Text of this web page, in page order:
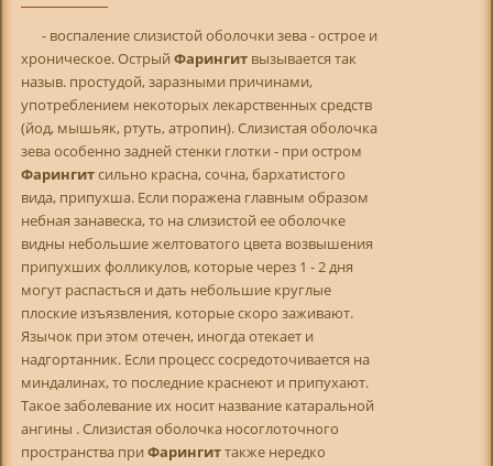
- воспаление слизистой оболочки зева - острое и
хроническое. Острый Фарингит вызывается так
назыв. простудой, заразными причинами,
употреблением некоторых лекарственных средств
(йод, мышьяк, ртуть, атропин). Слизистая оболочка
зева особенно задней стенки глотки - при остром
Фарингитсильно красна, сочна, бархатистого
вида, припухша. Если поражена главным образом
небная занавеска, то на слизистой ее оболочке
видны небольшие желтоватого цвета возвышения
припухших фолликулов, которые через 1 - 2 дня
могут распасться и дать небольшие круглые
плоские изъязвления, которые скоро заживают.
Язычок при этом отечен, иногда отекает и
надгортанник. Если процесс сосредоточивается на
миндалинах, то последние краснеют и припухают.
Такое заболевание их носит название катаральной
ангины . Слизистая оболочка носоглоточного
пространства при Фарингиттакже нередко